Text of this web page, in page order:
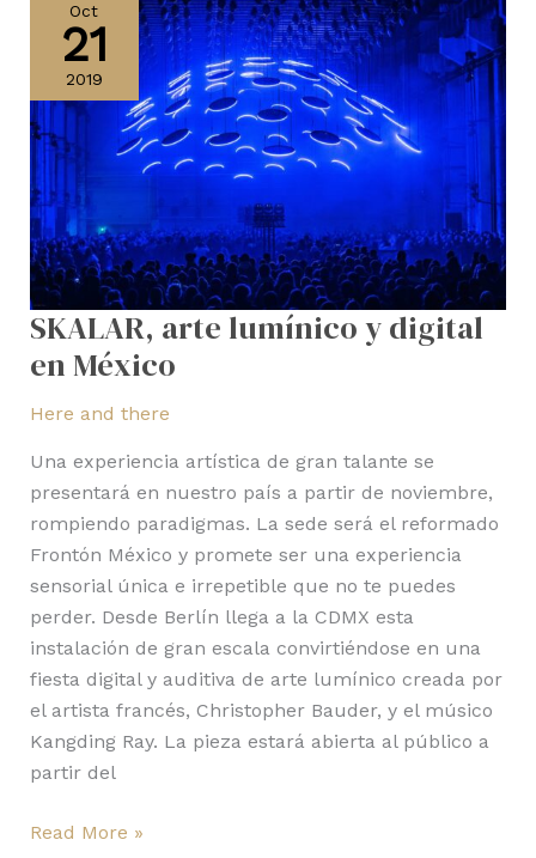
Oct
21
2019
SKALAR, arte lumínico y digital
en México
Here and there
Una experiencia artística de gran talante se
presentará en nuestro país a partir de noviembre,
rompiendo paradigmas. La sede será el reformado
Frontón México y promete ser una experiencia
sensorial única e irrepetible que no te puedes
perder. Desde Berlín llega a la CDMX esta
instalación de gran escala convirtiéndose en una
fiesta digital y auditiva de arte lumínico creada por
el artista francés, Christopher Bauder, y el músico
Kangding Ray. La pieza estará abierta al público a
partir del
lumínico
digital
en
México
Read More »